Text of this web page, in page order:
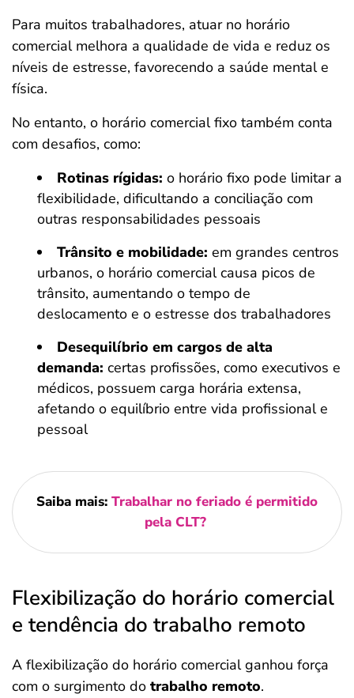
Para muitos trabalhadores, atuar no horário
comercial melhora a qualidade de vida e reduz os
níveis de estresse, favorecendo a saúde mental e
física.
No entanto, o horário comercial fixo também conta
com desafios, como:
Rotinas rígidas: o horário fixo pode limitar a
flexibilidade, dificultando a conciliação com
outras responsabilidades pessoais
Trânsito e mobilidade: em grandes centros
urbanos, o horário comercial causa picos de
trânsito, aumentando o tempo de
deslocamento e o estresse dos trabalhadores
Desequilíbrio em cargos de alta
demanda: certas profissões, como executivos e
médicos, possuem carga horária extensa,
afetando o equilíbrio entre vida profissional e
pessoal
Saiba mais: Trabalhar no feriado é permitido
pela CLT?
Flexibilização do horário comercial
e tendência do trabalho remoto
A flexibilização do horário comercial ganhou força
com o surgimento do trabalho remoto.